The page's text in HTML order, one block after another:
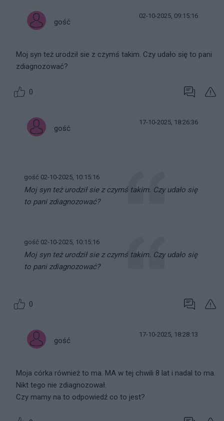
gość
02-10-2025, 09:15:16
Moj syn też urodził sie z czymś takim. Czy udało się to pani
zdiagnozować?
0
gość
17-10-2025, 18:26:36
gość 02-10-2025, 10:15:16
Moj syn też urodził sie z czymś takim. Czy udało się
to pani zdiagnozować?
gość 02-10-2025, 10:15:16
Moj syn też urodził sie z czymś takim. Czy udało się
to pani zdiagnozować?
0
gość
17-10-2025, 18:28:13
Moja córka również to ma. MA w tej chwili 8 lat i nadal to ma.
Nikt tego nie zdiagnozował.
Czy mamy na to odpowiedź co to jest?